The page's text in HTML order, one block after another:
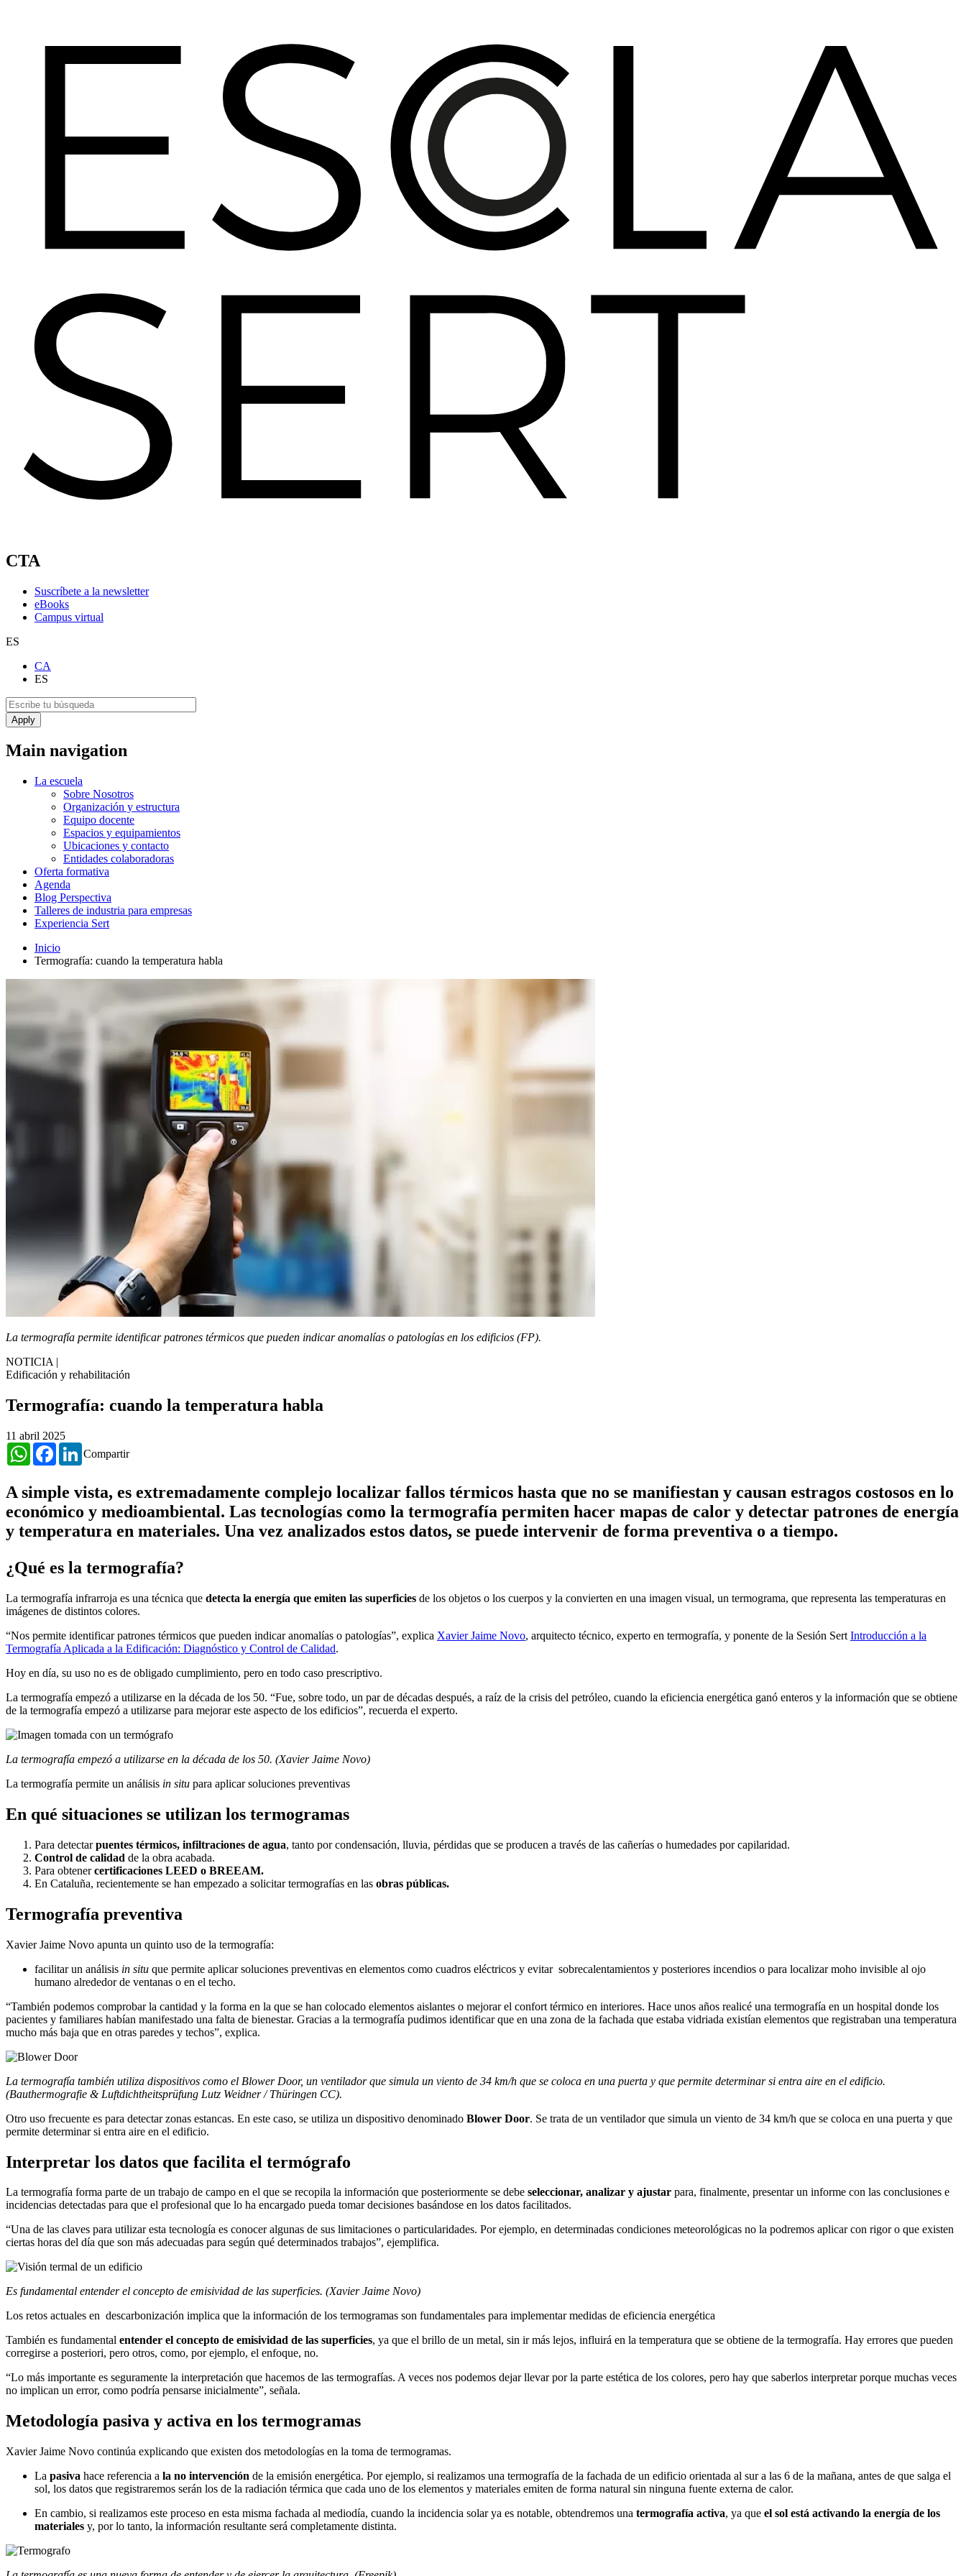
CTA
Suscríbete a la newsletter
eBooks
Campus virtual
ES
CA
ES
Main navigation
La escuela
Sobre Nosotros
Organización y estructura
Equipo docente
Espacios y equipamientos
Ubicaciones y contacto
Entidades colaboradoras
Oferta formativa
Agenda
Blog Perspectiva
Talleres de industria para empresas
Experiencia Sert
Inicio
Termografía: cuando la temperatura habla
La termografía permite identificar patrones térmicos que pueden indicar anomalías o patologías en los edificios (FP).
NOTICIA |
Edificación y rehabilitación
Termografía: cuando la temperatura habla
11 abril 2025
Compartir
WhatsAppFacebookLinkedIn
A simple vista, es extremadamente complejo localizar fallos térmicos hasta que no se manifiestan y causan estragos costosos en lo
económico y medioambiental. Las tecnologías como la termografía permiten hacer mapas de calor y detectar patrones de energía
y temperatura en materiales. Una vez analizados estos datos, se puede intervenir de forma preventiva o a tiempo.
¿Qué es la termografía?
La termografía infrarroja es una técnica que detecta la energía que emiten las superficies de los objetos o los cuerpos y la convierten en una imagen visual, un termograma, que representa las temperaturas en
imágenes de distintos colores.
“Nos permite identificar patrones térmicos que pueden indicar anomalías o patologías”, explica Xavier Jaime Novo, arquitecto técnico, experto en termografía, y ponente de la Sesión Sert Introducción a la
Termografía Aplicada a la Edificación: Diagnóstico y Control de Calidad.
Hoy en día, su uso no es de obligado cumplimiento, pero en todo caso prescriptivo.
La termografía empezó a utilizarse en la década de los 50. “Fue, sobre todo, un par de décadas después, a raíz de la crisis del petróleo, cuando la eficiencia energética ganó enteros y la información que se obtiene
de la termografía empezó a utilizarse para mejorar este aspecto de los edificios”, recuerda el experto.
La termografía empezó a utilizarse en la década de los 50. (Xavier Jaime Novo)
La termografía permite un análisis in situ para aplicar soluciones preventivas
En qué situaciones se utilizan los termogramas
Para detectarpuentes térmicos, infiltraciones de agua, tanto por condensación, lluvia, pérdidas que se producen a través de las cañerías o humedades por capilaridad.
Control de calidad de la obra acabada.
Para obtenercertificaciones LEED o BREEAM.
En Cataluña, recientemente se han empezado a solicitar termografías en las obras públicas.
Termografía preventiva
Xavier Jaime Novo apunta un quinto uso de la termografía:
facilitar un análisis in situ que permite aplicar soluciones preventivas en elementos como cuadros eléctricos y evitar sobrecalentamientos y posteriores incendios o para localizar moho invisible al ojo
humano alrededor de ventanas o en el techo.
“También podemos comprobar la cantidad y la forma en la que se han colocado elementos aislantes o mejorar el confort térmico en interiores. Hace unos años realicé una termografía en un hospital donde los
pacientes y familiares habían manifestado una falta de bienestar. Gracias a la termografía pudimos identificar que en una zona de la fachada que estaba vidriada existían elementos que registraban una temperatura
mucho más baja que en otras paredes y techos”, explica.
La termografía también utiliza dispositivos como el Blower Door, un ventilador que simula un viento de 34 km/h que se coloca en una puerta y que permite determinar si entra aire en el edificio.
(Bauthermografie & Luftdichtheitsprüfung Lutz Weidner / Thüringen CC).
Otro uso frecuente es para detectar zonas estancas. En este caso, se utiliza un dispositivo denominado Blower Door. Se trata de un ventilador que simula un viento de 34 km/h que se coloca en una puerta y que
permite determinar si entra aire en el edificio.
Interpretar los datos que facilita el termógrafo
La termografía forma parte de un trabajo de campo en el que se recopila la información que posteriormente se debe seleccionar, analizar y ajustar para, finalmente, presentar un informe con las conclusiones e
incidencias detectadas para que el profesional que lo ha encargado pueda tomar decisiones basándose en los datos facilitados.
“Una de las claves para utilizar esta tecnología es conocer algunas de sus limitaciones o particularidades. Por ejemplo, en determinadas condiciones meteorológicas no la podremos aplicar con rigor o que existen
ciertas horas del día que son más adecuadas para según qué determinados trabajos”, ejemplifica.
Es fundamental entender el concepto de emisividad de las superficies. (Xavier Jaime Novo)
Los retos actuales en descarbonización implica que la información de los termogramas son fundamentales para implementar medidas de eficiencia energética
También es fundamental entender el concepto de emisividad de las superficies, ya que el brillo de un metal, sin ir más lejos, influirá en la temperatura que se obtiene de la termografía. Hay errores que pueden
corregirse a posteriori, pero otros, como, por ejemplo, el enfoque, no.
“Lo más importante es seguramente la interpretación que hacemos de las termografías. A veces nos podemos dejar llevar por la parte estética de los colores, pero hay que saberlos interpretar porque muchas veces
no implican un error, como podría pensarse inicialmente”, señala.
Metodología pasiva y activa en los termogramas
Xavier Jaime Novo continúa explicando que existen dos metodologías en la toma de termogramas.
La pasiva hace referencia a la no intervención de la emisión energética. Por ejemplo, si realizamos una termografía de la fachada de un edificio orientada al sur a las 6 de la mañana, antes de que salga el
sol, los datos que registraremos serán los de la radiación térmica que cada uno de los elementos y materiales emiten de forma natural sin ninguna fuente externa de calor.
En cambio, si realizamos este proceso en esta misma fachada al mediodía, cuando la incidencia solar ya es notable, obtendremos una termografía activa, ya que el sol está activando la energía de los
materiales y, por lo tanto, la información resultante será completamente distinta.